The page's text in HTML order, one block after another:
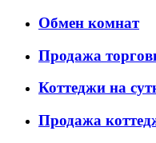
Обмен комнат
Продажа
Коттеджи на
Продажа